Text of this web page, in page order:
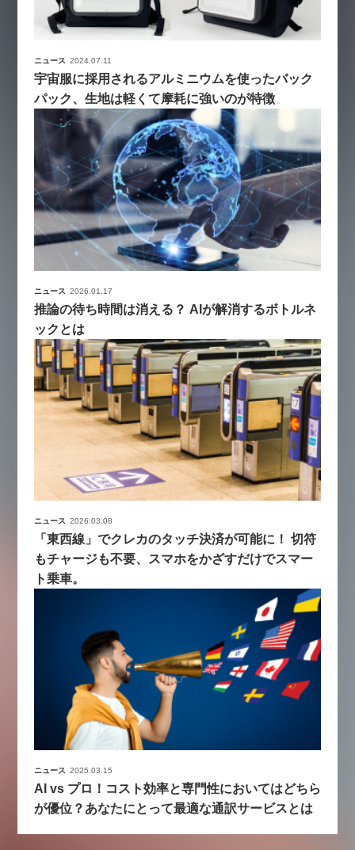
ニュース 2024.07.11
宇宙服に採用されるアルミニウムを使ったバック
パック、生地は軽くて摩耗に強いのが特徴
ニュース 2026.01.17
推論の待ち時間は消える？ AIが解消するボトルネ
ックとは
ニュース 2026.03.08
「東西線」でクレカのタッチ決済が可能に！ 切符
もチャージも不要、スマホをかざすだけでスマー
ト乗車。
ニュース 2025.03.15
AI vs プロ！コスト効率と専門性においてはどちら
が優位？あなたにとって最適な通訳サービスとは